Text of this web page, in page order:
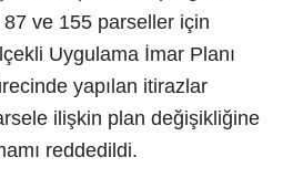
ve 155 parseller için
Uygulama İmar Planı
yapılan itirazlar
ilişkin plan değişikliğine
reddedildi.